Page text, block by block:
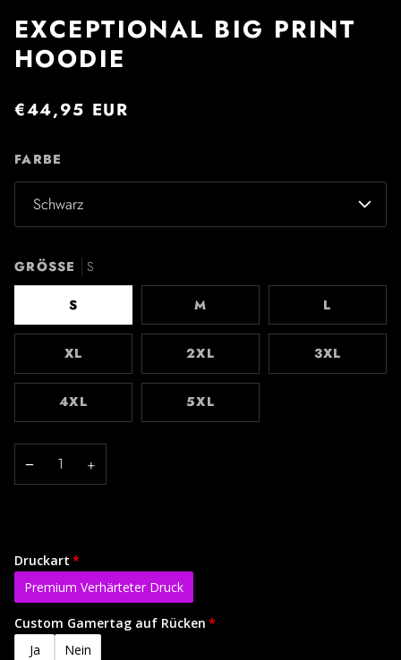
EXCEPTIONAL BIG PRINT
HOODIE
€44,95 EUR
FARBE
Schwarz
GRÖSSE S
S M L
XL 2XL 3XL
4XL 5XL
− +
Druckart
Premium Verhärteter Druck
Custom Gamertag auf Rücken
Ja
Nein